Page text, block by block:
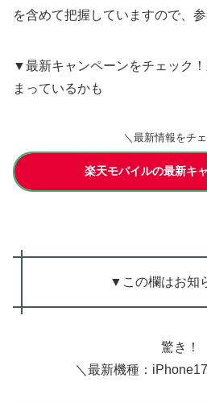
を含めて把握していますので、
▼最新キャンペーンをチェック
まっているかも
＼最新情報をチ
楽天モバイルの最新キ
▼この欄はお知
驚き！
＼最新機種：